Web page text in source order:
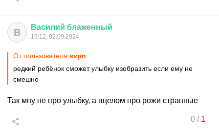
В Василий блаженный
19:12, 02.09.2024
От пользователя svpn
редкий ребёнок сможет улыбку изобразить если ему не
смешно
Так мну не про улыбку, а вцелом про рожи странные
0/ 1